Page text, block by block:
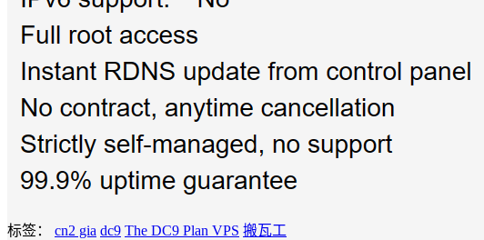
标签： cn2 gia dc9 The DC9 Plan VPS 搬瓦工